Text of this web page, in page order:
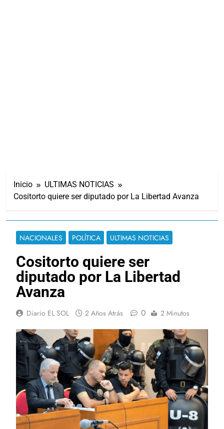
Inicio
ULTIMAS NOTICIAS
Cositorto quiere ser diputado por La Libertad Avanza
NACIONALES POLÍTICA ULTIMAS NOTICIAS
Cositorto quiere ser
diputado por La Libertad
Avanza
Diario EL SOL 2 Años Atrás 0 2 Minutos